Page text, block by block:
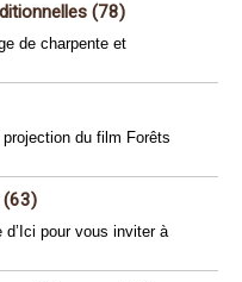
(78)
de charpente et
projection du film Forêts
(63)
d’Ici pour vous inviter à